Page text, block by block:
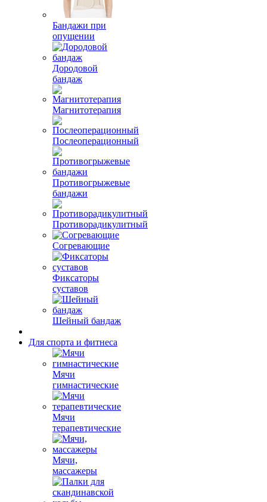
Бандажи при
опущении
Дородовой
бандаж
Магнитотерапия
Послеоперационный
Противогрыжевые
бандажи
Противорадикулитный
Согревающие
Фиксаторы
суставов
Шейный бандаж
Для спорта и фитнеса
Мячи
гимнастические
Мячи
терапевтические
Мячи,
массажеры